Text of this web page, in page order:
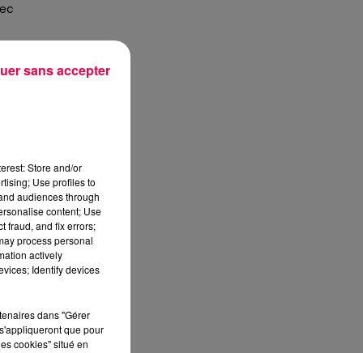
Store and/or
Use profiles to
audiences through
content; Use
fraud, and fix errors;
process personal
actively
Identify devices
dans "Gérer
que pour
cookies" situé en
sans accepter